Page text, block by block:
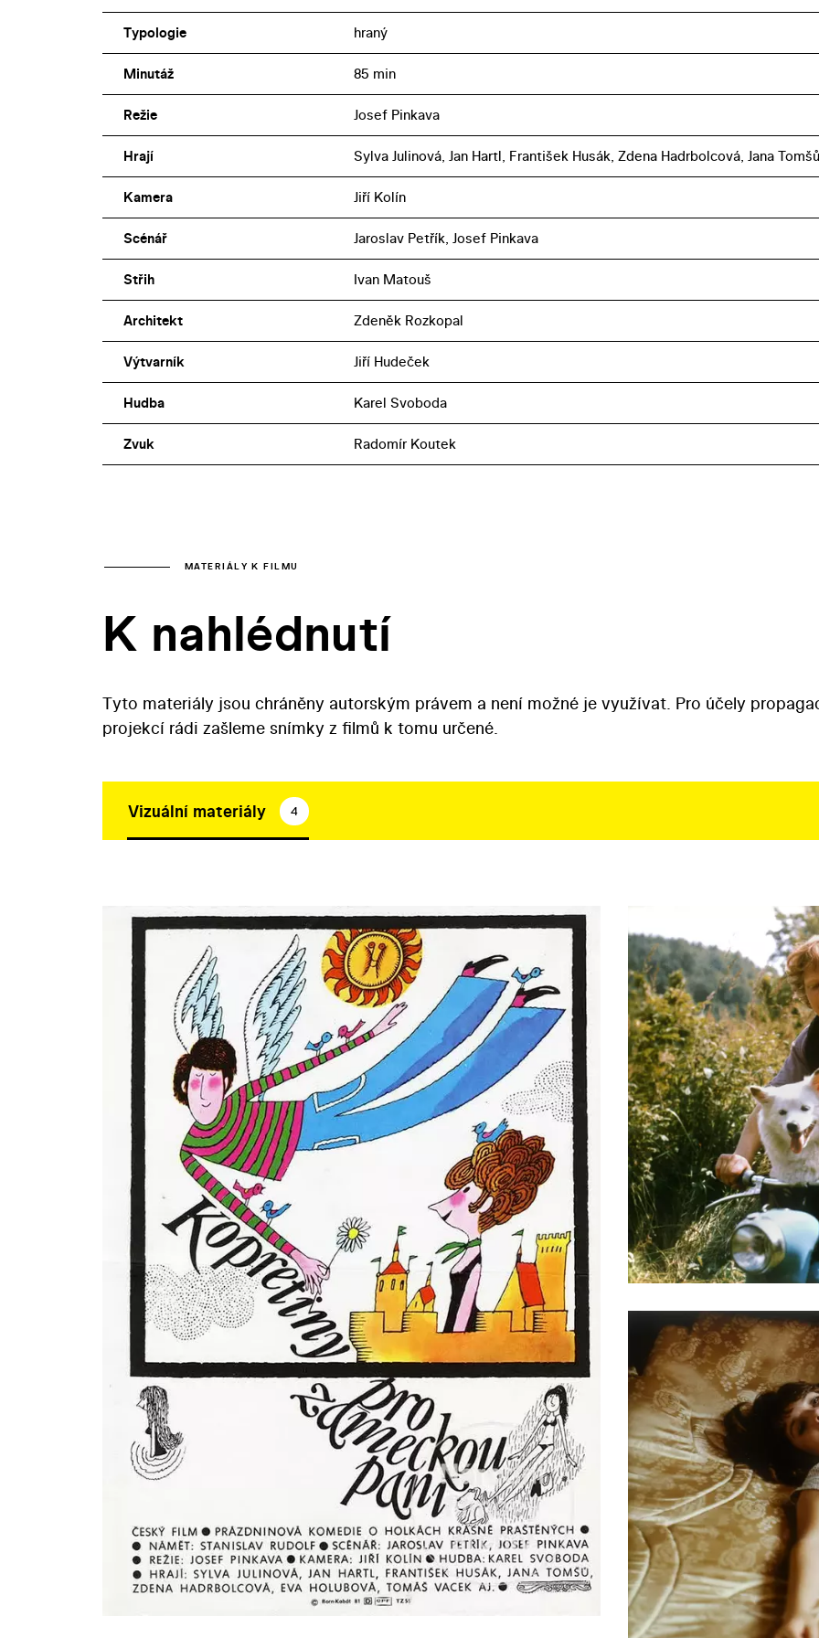
Typologie hraný
Minutáž 85 min
Režie Josef Pinkava
Hrají Sylva Julinová, Jan Hartl, František Husák, Zdena Hadrbolcová, Jana Tomšů
Kamera Jiří Kolín
Scénář Jaroslav Petřík, Josef Pinkava
Střih Ivan Matouš
Architekt Zdeněk Rozkopal
Výtvarník Jiří Hudeček
Hudba Karel Svoboda
Zvuk Radomír Koutek
MATERIÁLY K FILMU
K nahlédnutí
Tyto materiály jsou chráněny autorským právem a není možné je využívat. Pro účely
projekcí rádi zašleme snímky z filmů k tomu určené.
Vizuální materiály 4